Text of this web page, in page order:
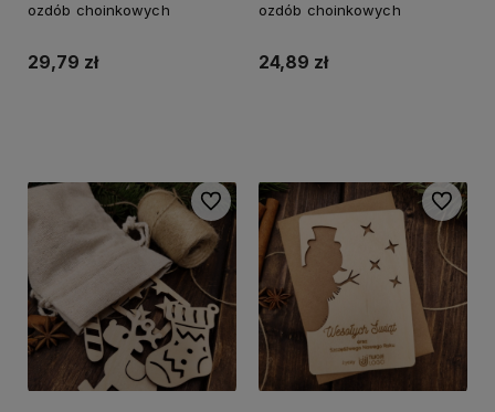
ozdób choinkowych
29,79 zł
ozdób choinkowych
24,89 zł
Do ulubionych Do